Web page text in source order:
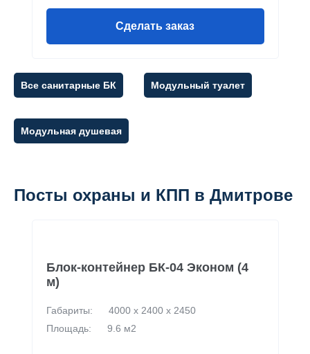
Сделать заказ
Все санитарные БК Модульный туалет
Модульная душевая
Посты охраны и КПП в Дмитрове
Блок-контейнер БК-04 Эконом (4
м)
Габариты:
4000 х 2400 х 2450
Площадь:
9.6 м2